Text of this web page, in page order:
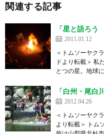
関連する記事
「星と語ろう
2011.01.12
＜トムソーヤク
ドより転載＞ 私
とつの星。地球
「白州・尾白
2012.04.26
＜トムソーヤク
より転載＞ トム